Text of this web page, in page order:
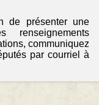
de présenter une
communiquez
par courriel à